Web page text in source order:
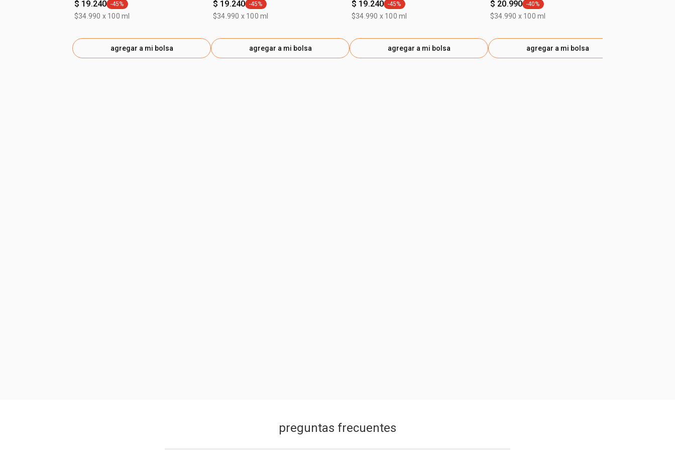
$ 19.240 general.tag -45%
-45%
$34.990 x 100 ml
agregar a mi bolsa
$ 19.240 general.tag -45%
-45%
$34.990 x 100 ml
agregar a mi bolsa
$ 19.240 general.tag -45%
-45%
$34.990 x 100 ml
agregar a mi bolsa
$ 20.990 general.tag -40%
-40%
$34.990 x 100 ml
agregar a mi bolsa
preguntas frecuentes